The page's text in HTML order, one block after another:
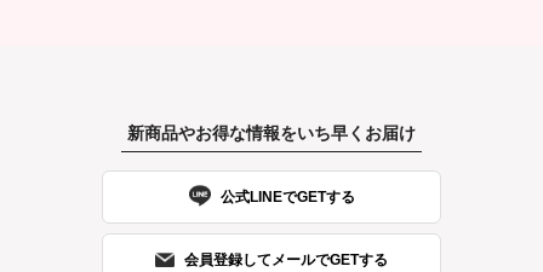
新商品やお得な情報をいち早くお届け
公式LINEでGETする
会員登録してメールでGETする